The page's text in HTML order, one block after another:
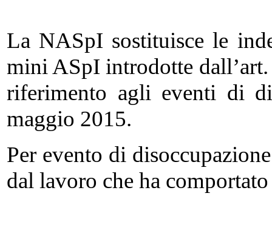
La NASpI sostituisce le
mini ASpI introdotte
riferimento agli eventi di
maggio 2015.
Per evento di
dal lavoro che ha